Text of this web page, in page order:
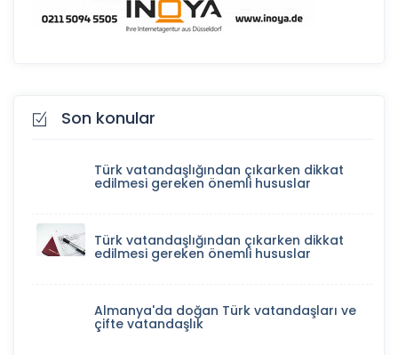
Son konular
Türk vatandaşlığından çıkarken dikkat
edilmesi gereken önemli hususlar
Türk vatandaşlığından çıkarken dikkat
edilmesi gereken önemli hususlar
Almanya'da doğan Türk vatandaşları ve
çifte vatandaşlık